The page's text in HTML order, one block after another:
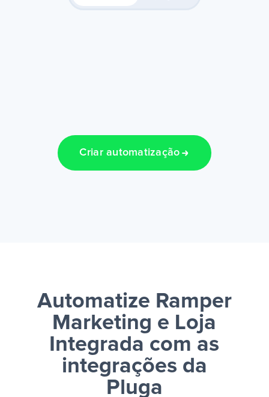
Criar automatização
Automatize Ramper
Marketing e Loja
Integrada com as
integrações da
Pluga